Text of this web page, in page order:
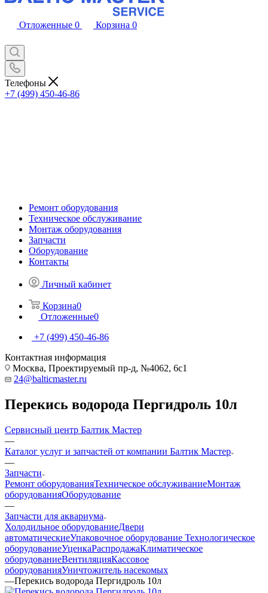
Отложенные 0 Корзина 0
Телефоны
+7 (499) 450-46-86
Ремонт оборудования
Техническое обслуживание
Монтаж оборудования
Запчасти
Оборудование
Контакты
Личный кабинет
Корзина0
Отложенные0
+7 (499) 450-46-86
Контактная информация
Москва, Проектируемый пр-д, №4062, 6с1
24@balticmaster.ru
Перекись водорода Пергидроль 10л
Сервисный центр Балтик Мастер
—
Каталог услуг и запчастей от компании Балтик Мастер
—
Запчасти
Ремонт оборудованияТехническое обслуживаниеМонтаж
оборудованияОборудование
—
Запчасти для аквариума
Холодильное оборудованиеДвери
автоматическиеУпаковочное оборудование Технологическое
оборудованиеУценкаРаспродажаКлиматическое
оборудованиеВентиляцияКассовое
оборудованияУничтожитель насекомых
—Перекись водорода Пергидроль 10л